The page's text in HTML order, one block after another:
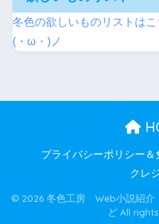
冬色の欲しいものリストはこ
(・ω・)ノ
プライバシーポリシー＆
クレ
© 2026 冬色工房 Web小説紹介
ど All